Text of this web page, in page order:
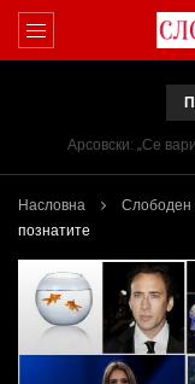
Арсовски: „Се
Насловна Слободен
познатите